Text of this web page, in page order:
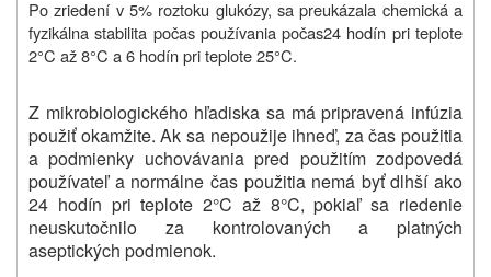
Po zriedení v 5% roztoku glukózy, sa preukázala chemická a
fyzikálna stabilita počas používania počas24 hodín pri teplote
2°C až 8°C a 6 hodín pri teplote 25°C.
Z mikrobiologického hľadiska sa má pripravená infúzia
použiť okamžite. Ak sa nepoužije ihneď, za čas použitia
a podmienky uchovávania pred použitím zodpovedá
používateľ a normálne čas použitia nemá byť dlhší ako
24 hodín pri teplote 2°C až 8°C, pokiaľ sa riedenie
neuskutočnilo za kontrolovaných a platných
aseptických podmienok.